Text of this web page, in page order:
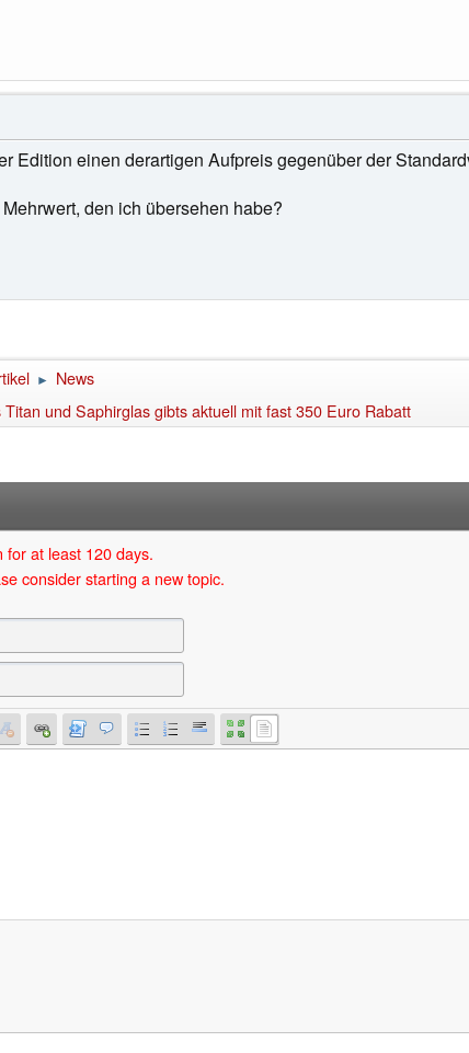
Edition einen derartigen Aufpreis gegenüber der
den ich übersehen habe?
► News
und Saphirglas gibts aktuell mit fast 350 Euro Rabatt
for at least 120 days.
consider starting a new topic.